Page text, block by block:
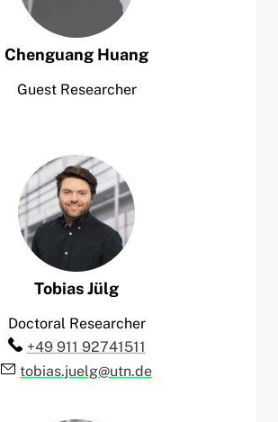
Chenguang Huang
Guest Researcher
TobiasJülg
Doctoral Researcher
Telefon:
+49 911 92741511
E-Mail:
tobias.juelg@utn.de